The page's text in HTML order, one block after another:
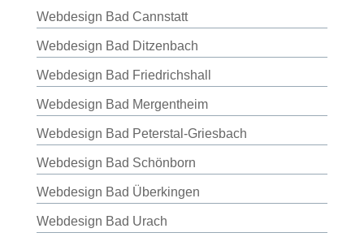
Webdesign Bad Cannstatt
Webdesign Bad Ditzenbach
Webdesign Bad Friedrichshall
Webdesign Bad Mergentheim
Webdesign Bad Peterstal-Griesbach
Webdesign Bad Schönborn
Webdesign Bad Überkingen
Webdesign Bad Urach